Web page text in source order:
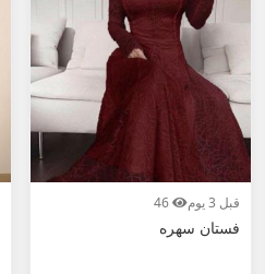
قبل 3 يوم
فستان سهره